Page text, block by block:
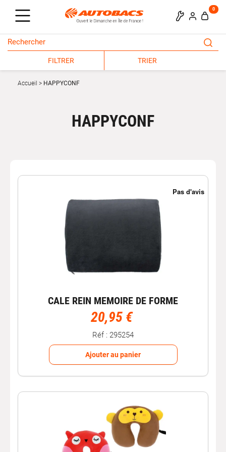
0
FILTRER TRIER
Accueil HAPPYCONF
HAPPYCONF
CALE REIN MEMOIRE DE FORME
20,95 €
Réf : 295254
Ajouter au panier